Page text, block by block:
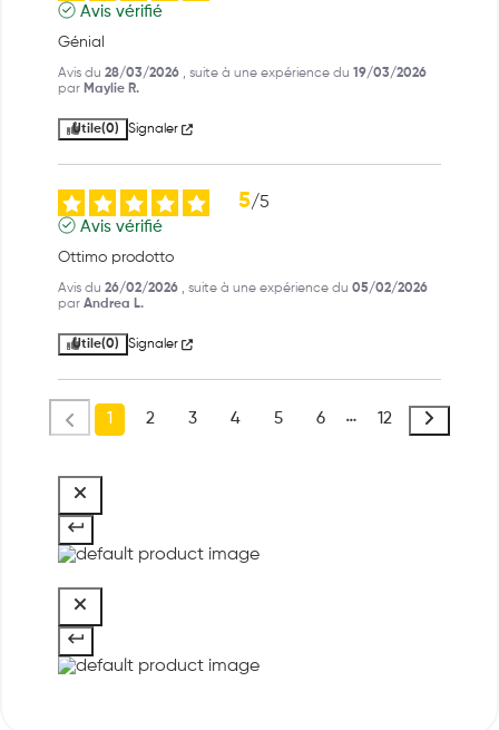
Avis vérifié
Génial
Avis du 28/03/2026 , suite à une expérience du 19/03/2026
par Maylie R.
Utile(0) Signaler
5/5
Avis vérifié
Ottimo prodotto
Avis du 26/02/2026 , suite à une expérience du 05/02/2026
par Andrea L.
Utile(0) Signaler
1 2 3 4 5 6 12